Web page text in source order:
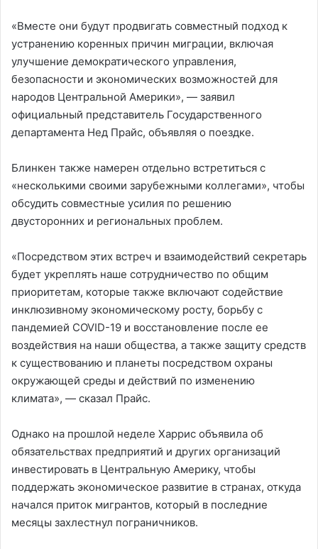
«Вместе они будут продвигать совместный подход к
устранению коренных причин миграции, включая
улучшение демократического управления,
безопасности и экономических возможностей для
народов Центральной Америки», — заявил
официальный представитель Государственного
департамента Нед Прайс, объявляя о поездке.
Блинкен также намерен отдельно встретиться с
«несколькими своими зарубежными коллегами», чтобы
обсудить совместные усилия по решению
двусторонних и региональных проблем.
«Посредством этих встреч и взаимодействий секретарь
будет укреплять наше сотрудничество по общим
приоритетам, которые также включают содействие
инклюзивному экономическому росту, борьбу с
пандемией COVID-19 и восстановление после ее
воздействия на наши общества, а также защиту средств
к существованию и планеты посредством охраны
окружающей среды и действий по изменению
климата», — сказал Прайс.
Однако на прошлой неделе Харрис объявила об
обязательствах предприятий и других организаций
инвестировать в Центральную Америку, чтобы
поддержать экономическое развитие в странах, откуда
начался приток мигрантов, который в последние
месяцы захлестнул пограничников.